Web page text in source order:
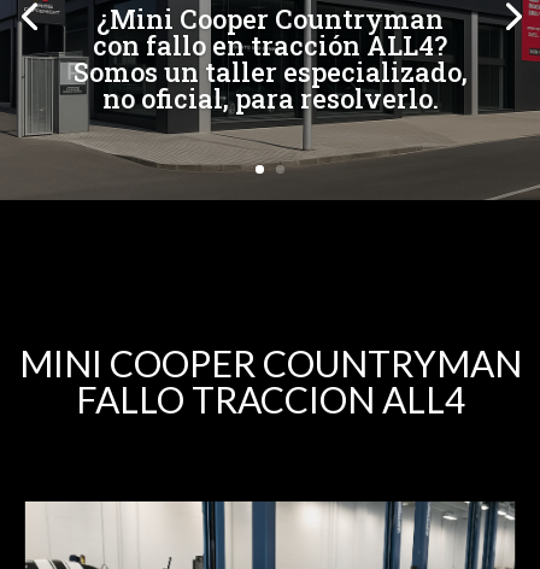
¿Mini Cooper Countryman
con fallo en tracción ALL4?
Somos un taller especializado,
no oficial, para resolverlo.
MINI COOPER COUNTRYMAN
FALLO TRACCION ALL4